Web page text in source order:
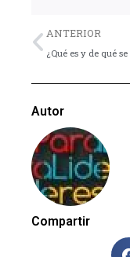
Previo
ANTERIOR
Autor
Compartir